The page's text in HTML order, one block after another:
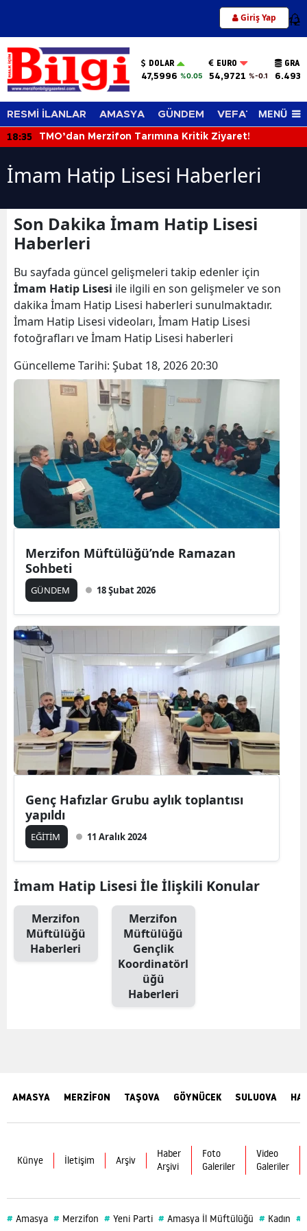
Giriş Yap 12
DOLAR
47,5996 %0.05
EURO
54,9721 %-0.1
RESMİ İLANLAR AMASYA GÜNDEM VEFAT EDENLER
MENÜ
18:35 TMO’dan Merzifon Tarımına Kritik Ziyaret!
İmam Hatip Lisesi Haberleri
Son Dakika İmam Hatip Lisesi
Haberleri
Bu sayfada güncel gelişmeleri takip edenler için
İmam Hatip Lisesi ile ilgili en son gelişmeler ve son
dakika İmam Hatip Lisesi haberleri sunulmaktadır.
İmam Hatip Lisesi videoları, İmam Hatip Lisesi
fotoğrafları ve İmam Hatip Lisesi haberleri
Güncelleme Tarihi: Şubat 18, 2026 20:30
Merzifon Müftülüğü’nde Ramazan
Sohbeti
GÜNDEM 18 Şubat 2026
Genç Hafızlar Grubu aylık toplantısı
yapıldı
EĞİTİM 11 Aralık 2024
İmam Hatip Lisesi İle İlişkili Konular
Merzifon
Müftülüğü
Haberleri
Merzifon
Müftülüğü
Gençlik
Koordinatörl
üğü
Haberleri
AMASYA MERZİFON TAŞOVA GÖYNÜCEK SULUOVA
Künye İletişim Arşiv
Haber
Arşivi
Foto
Galeriler
Video
Galeriler
# Amasya # Merzifon # Yeni Parti # Amasya İl Müftülüğü # Kadın #